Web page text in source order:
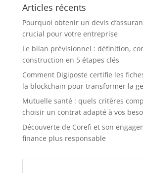
Articles récents
Pourquoi obtenir un devis
crucial pour votre entreprise
Le bilan prévisionnel : définition,
construction en 5 étapes clés
Comment Digiposte certifie les
la blockchain pour transformer la
Mutuelle santé : quels critères
choisir un contrat adapté à vos
Découverte de Corefi et son
finance plus responsable